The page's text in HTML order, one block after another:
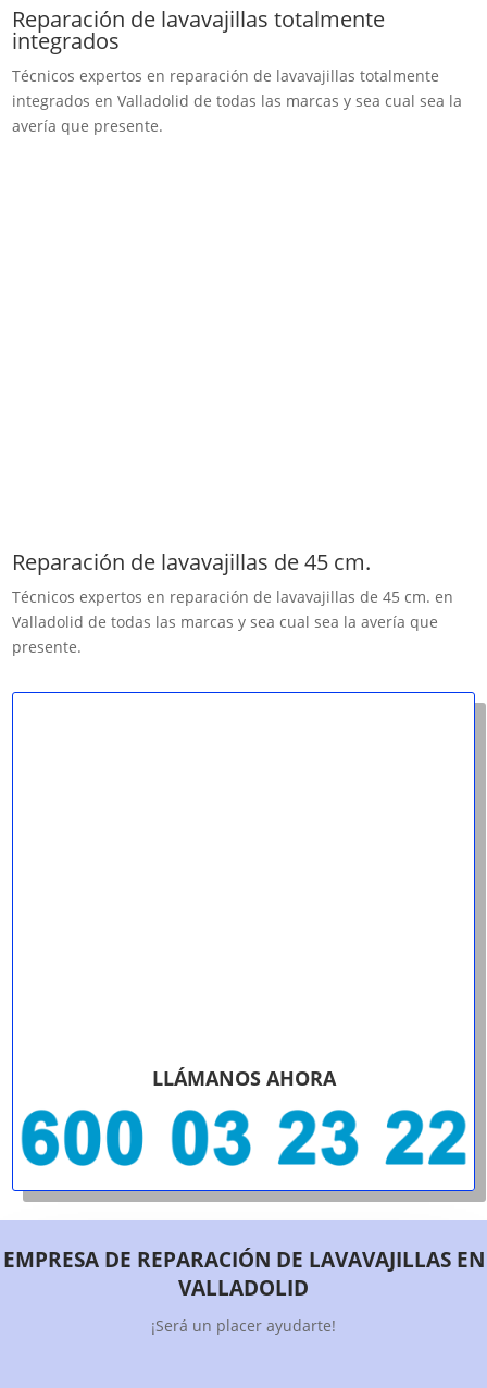
Reparación de lavavajillas totalmente
integrados
Técnicos expertos en reparación de lavavajillas totalmente
integrados en Valladolid de todas las marcas y sea cual sea la
avería que presente.
Reparación de lavavajillas de 45 cm.
Técnicos expertos en reparación de lavavajillas de 45 cm. en
Valladolid de todas las marcas y sea cual sea la avería que
presente.
LLÁMANOS AHORA
EMPRESA DE REPARACIÓN DE LAVAVAJILLAS EN
VALLADOLID
¡Será un placer ayudarte!